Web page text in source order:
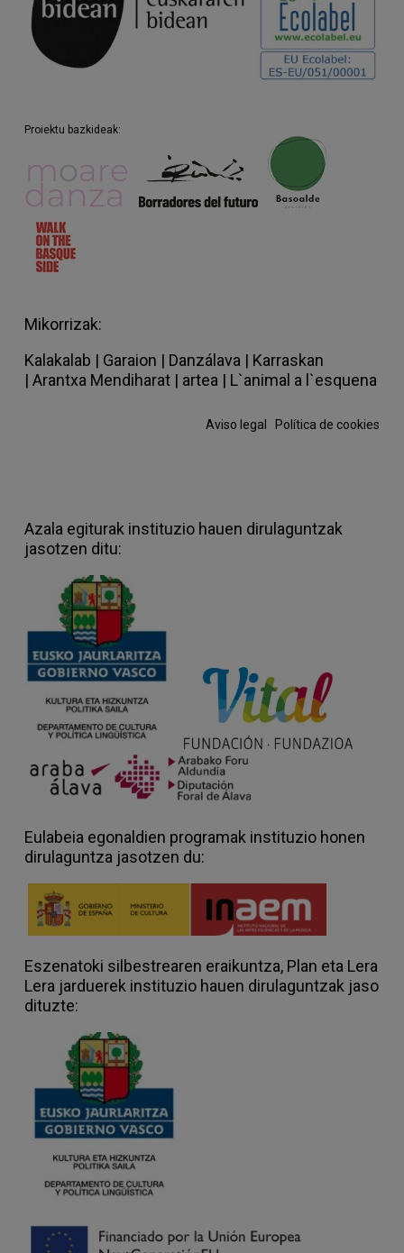
Proiektu bazkideak:
Mikorrizak:
Kalakalab | Garaion | Danzálava | Karraskan
| Arantxa Mendiharat | artea | L`animal a l`esquena
Aviso legal Política de cookies
Azala egiturak instituzio hauen dirulaguntzak
jasotzen ditu:
Eulabeia egonaldien programak instituzio honen
dirulaguntza jasotzen du:
Eszenatoki silbestrearen eraikuntza, Plan eta Lera
Lera jarduerek instituzio hauen dirulaguntzak jaso
dituzte: